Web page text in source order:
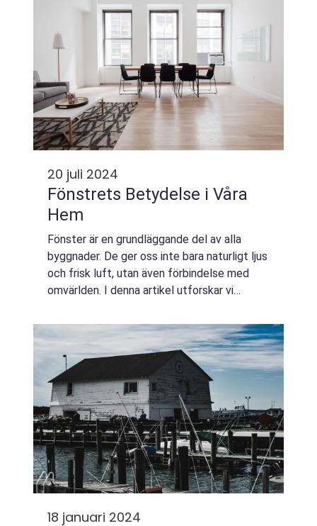
20 juli 2024
Fönstrets Betydelse i Våra
Hem
Fönster är en grundläggande del av alla
byggnader. De ger oss inte bara naturligt ljus
och frisk luft, utan även förbindelse med
omvärlden. I denna artikel utforskar vi
18 januari 2024